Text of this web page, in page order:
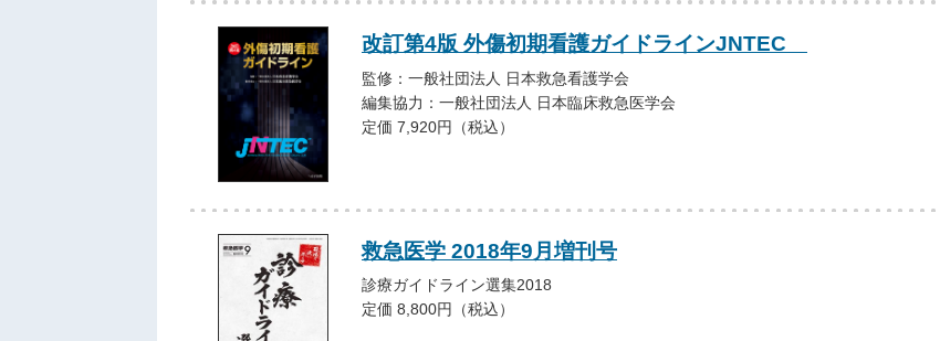
改訂第4版 外傷初期看護ガイドラインJNTEC
監修：一般社団法人 日本救急看護学会
編集協力：一般社団法人 日本臨床救急医学会
定価 7,920円（税込）
救急医学 2018年9月増刊号
診療ガイドライン選集2018
定価 8,800円（税込）